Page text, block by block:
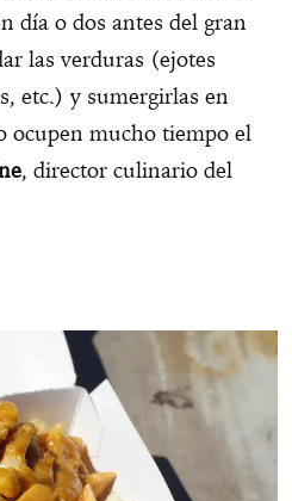
día o dos antes del gran
las verduras (ejotes
etc.) y sumergirlas en
ocupen mucho tiempo el
, director culinario del